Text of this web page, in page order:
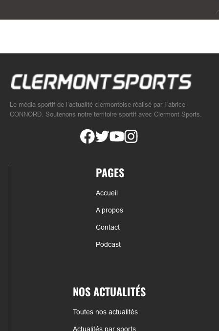
Le média sportif de l’actualité clermontoise réalisé par Fabrice
CONNORD. Soutenons notre territoire sportif avec Clermont Sports.
PAGES
Accueil
A propos
Contact
Podcast
NOS ACTUALITÉS
Toutes nos actualités
Actualités par sports